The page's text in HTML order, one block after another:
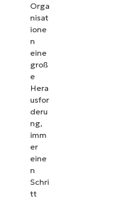
Orga
nisat
ione
n
eine
groß
e
Hera
usfor
deru
ng,
imm
er
eine
n
Schri
tt